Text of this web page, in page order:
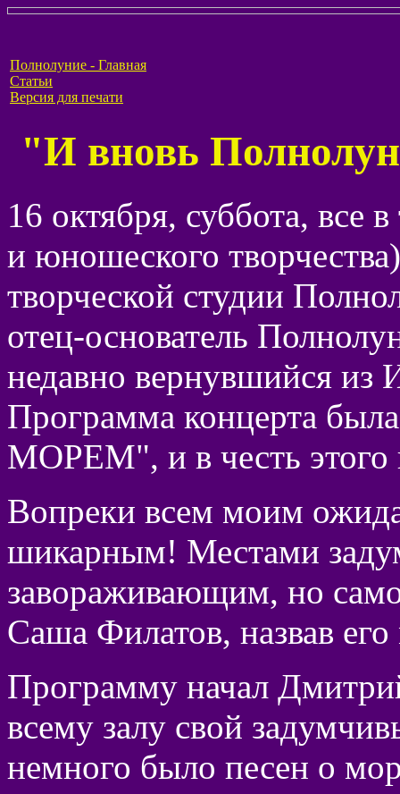
Полнолуние - Главная
Статьи
Версия для печати
"И вновь
16 октября, суббота, все
и юношеского
творческой студии
отец-основатель
недавно вернувшийся
Программа концерта
МОРЕМ", и в честь этого
Вопреки всем моим
шикарным! Местами
завораживающим, но
Саша Филатов, назвав
Программу начал
всему залу свой
немного было песен о